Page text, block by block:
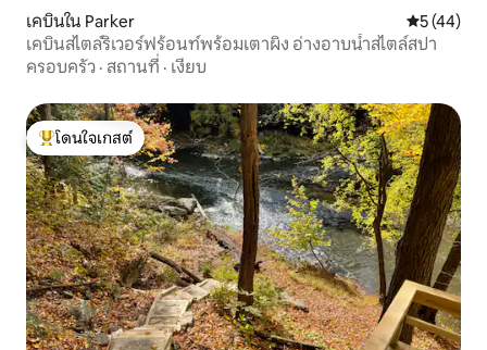
เคบินใน Parker คะแนนเฉลี่
5 (44)
เคบินสไตล์ริเวอร์ฟร้อนท์พร้อมเตาผิง อ่างอาบน้ำสไตล์สปา
ครอบครัว · สถานที่ · เงียบ
โดนใจเกสต์ที่สุด
โดนใจเกสต์